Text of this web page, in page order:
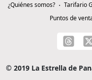
¿Quiénes somos? Tarifario
Puntos de
© 2019 La Estrella de